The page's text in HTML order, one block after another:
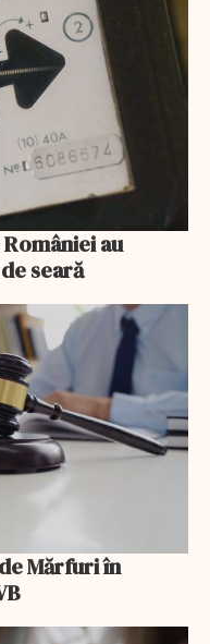
au
seară
Mărfuri în